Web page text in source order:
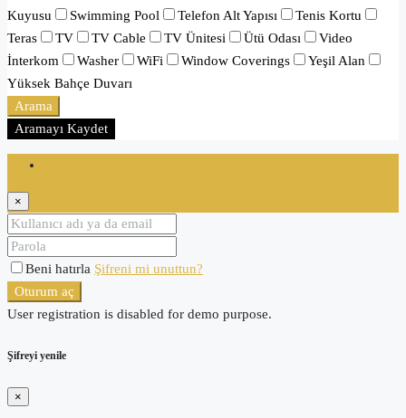
Kuyusu
Swimming Pool Telefon Alt Yapısı
Tenis Kortu
Teras
TV TV Cable TV Ünitesi Ütü Odası
Video
İnterkom
Washer WiFi Window Coverings
Yeşil Alan
Yüksek Bahçe Duvarı
Arama
Aramayı Kaydet
×
Beni hatırla Şifreni mi unuttun?
Oturum aç
User registration is disabled for demo purpose.
Şifreyi yenile
×